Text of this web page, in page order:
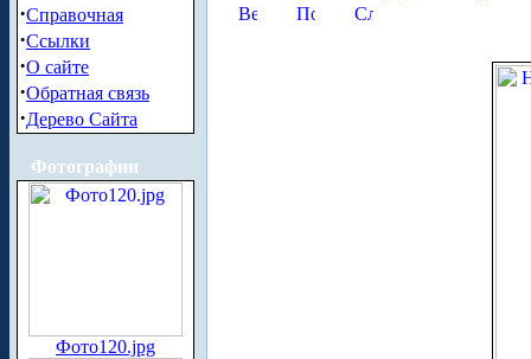
·Справочная
·Ссылки
·О сайте
·Обратная связь
·Дерево Сайта
Фотографии
Фото120.jpg